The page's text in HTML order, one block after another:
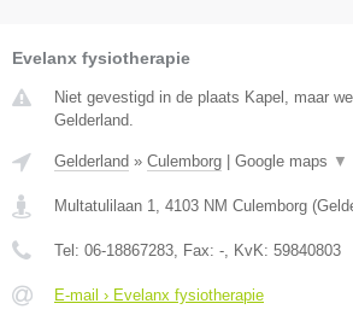
Evelanx fysiotherapie
Niet gevestigd in de plaats Kapel, maar
Gelderland.
Gelderland » Culemborg | Google maps ▼
Multatulilaan 1 4103 NM Culemborg (
Tel: 06-18867283 , Fax: - , KvK: 59840803
E-mail › Evelanx fysiotherapie